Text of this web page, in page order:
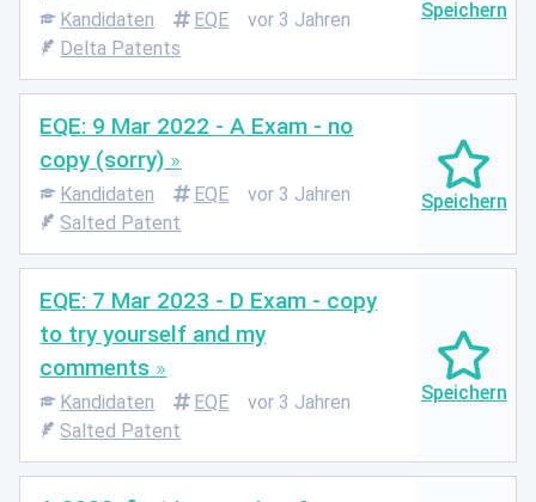
Kandidaten EQE
vor 3 Jahren
Delta Patents
EQE: 9 Mar 2022 - A Exam - no
copy (sorry)
Kandidaten EQE
vor 3 Jahren
Salted Patent
EQE: 7 Mar 2023 - D Exam - copy
to try yourself and my
comments
Kandidaten EQE
vor 3 Jahren
Salted Patent